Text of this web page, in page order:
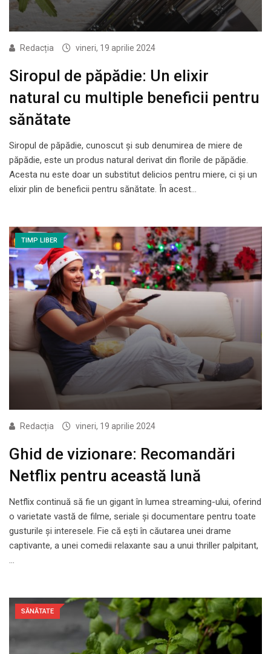
Redacția vineri, 19 aprilie 2024
Siropul de păpădie: Un elixir
natural cu multiple beneficii pentru
sănătate
Siropul de păpădie, cunoscut și sub denumirea de miere de
păpădie, este un produs natural derivat din florile de păpădie.
Acesta nu este doar un substitut delicios pentru miere, ci și un
elixir plin de beneficii pentru sănătate. În acest…
TIMP LIBER
Redacția vineri, 19 aprilie 2024
Ghid de vizionare: Recomandări
Netflix pentru această lună
Netflix continuă să fie un gigant în lumea streaming-ului, oferind
o varietate vastă de filme, seriale și documentare pentru toate
gusturile și interesele. Fie că ești în căutarea unei drame
captivante, a unei comedii relaxante sau a unui thriller palpitant,
…
SĂNĂTATE